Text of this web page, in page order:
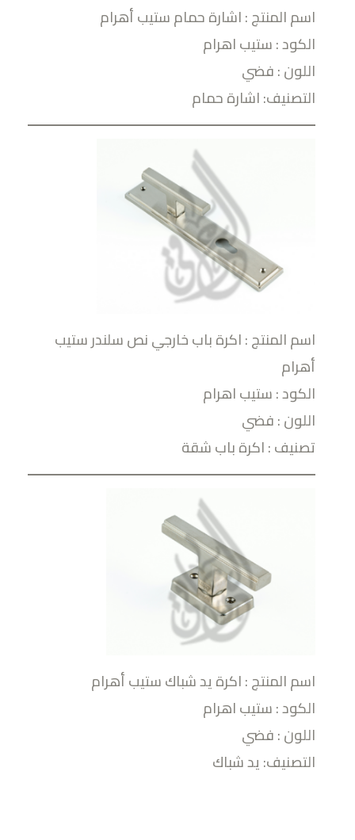
اسم المنتج : اشارة حمام ستيب أهرام
الكود : ستيب اهرام
اللون : فضي
التصنيف: اشارة حمام
اسم المنتج : اكرة باب خارجي نص سلندر ستيب
أهرام
الكود : ستيب اهرام
اللون : فضي
تصنيف : اكرة باب شقة
اسم المنتج : اكرة يد شباك ستيب أهرام
الكود : ستيب اهرام
اللون : فضي
التصنيف: يد شباك